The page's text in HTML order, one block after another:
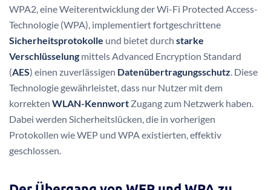
WPA2, eine Weiterentwicklung der Wi-Fi Protected Access-
Technologie (WPA), implementiert fortgeschrittene
Sicherheitsprotokolle und bietet durch starke
Verschlüsselung mittels Advanced Encryption Standard
(AES) einen zuverlässigen Datenübertragungsschutz. Diese
Technologie gewährleistet, dass nur Nutzer mit dem
korrekten WLAN-Kennwort Zugang zum Netzwerk haben.
Dabei werden Sicherheitslücken, die in vorherigen
Protokollen wie WEP und WPA existierten, effektiv
geschlossen.